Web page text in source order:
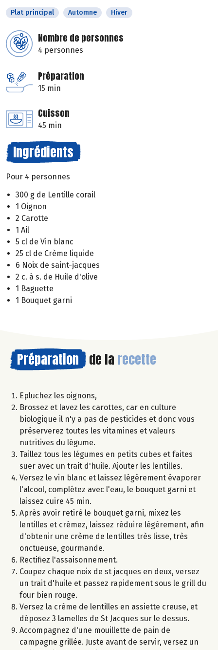
Plat principal Automne Hiver
Nombre de personnes
4 personnes
Préparation
15 min
Cuisson
45 min
Ingrédients
Pour 4 personnes
300 g de Lentille corail
1 Oignon
2 Carotte
1 Ail
5 cl de Vin blanc
25 cl de Crème liquide
6 Noix de saint-jacques
2 c. à s. de Huile d'olive
1 Baguette
1 Bouquet garni
Préparation de la recette
Epluchez les oignons,
Brossez et lavez les carottes, car en culture
biologique il n'y a pas de pesticides et donc vous
préserverez toutes les vitamines et valeurs
nutritives du légume.
Taillez tous les légumes en petits cubes et faites
suer avec un trait d'huile. Ajouter les lentilles.
Versez le vin blanc et laissez légèrement évaporer
l'alcool, complétez avec l'eau, le bouquet garni et
laissez cuire 45 min.
Après avoir retiré le bouquet garni, mixez les
lentilles et crémez, laissez réduire légèrement, afin
d'obtenir une crème de lentilles très lisse, très
onctueuse, gourmande.
Rectifiez l'assaisonnement.
Coupez chaque noix de st jacques en deux, versez
un trait d'huile et passez rapidement sous le grill du
four bien rouge.
Versez la crème de lentilles en assiette creuse, et
déposez 3 lamelles de St Jacques sur le dessus.
Accompagnez d'une mouillette de pain de
campagne grillée. Juste avant de servir, versez un